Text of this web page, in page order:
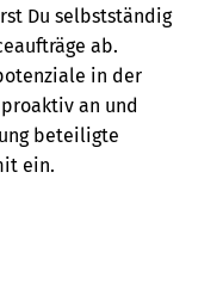
Du selbstständig
ab.
in der
an und
beteiligte
ein.